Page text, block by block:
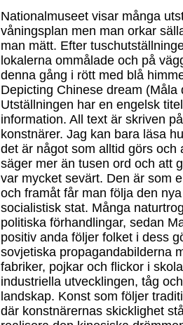
Nationalmuseet visar många
våningsplan men man orkar
man mätt. Efter
lokalerna ommålade och på
denna gång i rött med blå
Depicting Chinese dream
Utställningen har en engelsk
information. All text är skriven
konstnärer. Jag kan bara läsa
det är något som alltid görs
säger mer än tusen ord och att
var mycket sevärt. Den är som
och framåt får man följa den
socialistisk stat. Många
politiska förhandlingar, sedan
positiv anda följer folket i dess
sovjetiska propagandabilderna
fabriker, pojkar och flickor i
industriella utvecklingen, tåg
landskap. Konst som följer
där konstnärernas skicklighet